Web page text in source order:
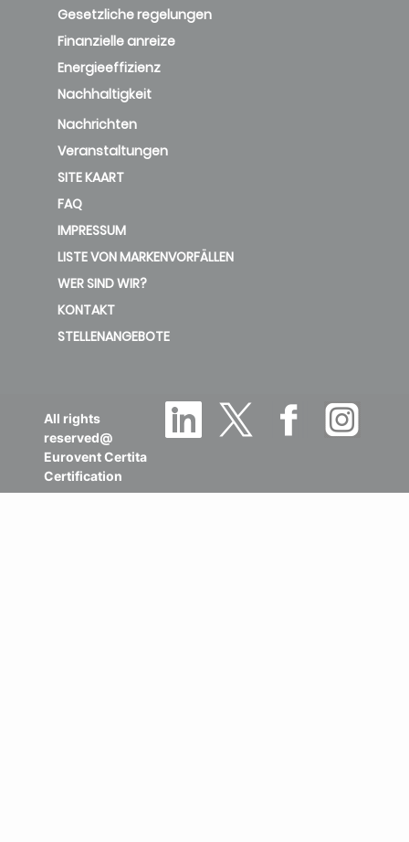
Gesetzliche regelungen
Finanzielle anreize
Energieeffizienz
Nachhaltigkeit
Nachrichten
Veranstaltungen
SITE KAART
FAQ
IMPRESSUM
LISTE VON MARKENVORFÄLLEN
WER SIND WIR?
KONTAKT
STELLENANGEBOTE
All rights
reserved@
Eurovent Certita
Certification